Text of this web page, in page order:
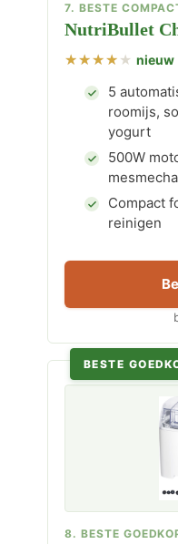
7. BESTE
NutriBullet
nieuw
5
roomijs,
yogurt
500W
Compact
reinigen
BESTE
8. BESTE